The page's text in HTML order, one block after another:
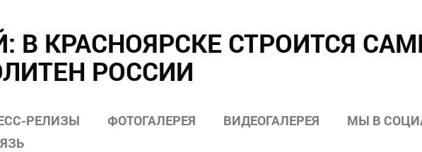
КРАСНОЯРСКЕ СТРОИТСЯ
РОССИИ
РЕЛИЗЫ ФОТОГАЛЕРЕЯ ВИДЕОГАЛЕРЕЯ
МЫ В